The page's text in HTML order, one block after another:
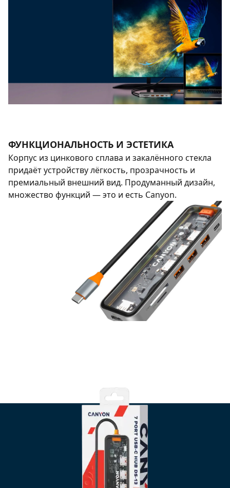
ФУНКЦИОНАЛЬНОСТЬ И ЭСТЕТИКА
Корпус из цинкового сплава и закалённого стекла
придаёт устройству лёгкость, прозрачность и
премиальный внешний вид. Продуманный дизайн,
множество функций — это и есть Canyon.